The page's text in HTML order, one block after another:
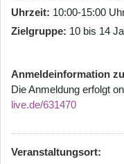
Uhrzeit 10:00-15:00
Zielgruppe 10 bis 14
Anmeldeinformation
Die Anmeldung erfolgt
live.de/631470
Veranstaltungsort: